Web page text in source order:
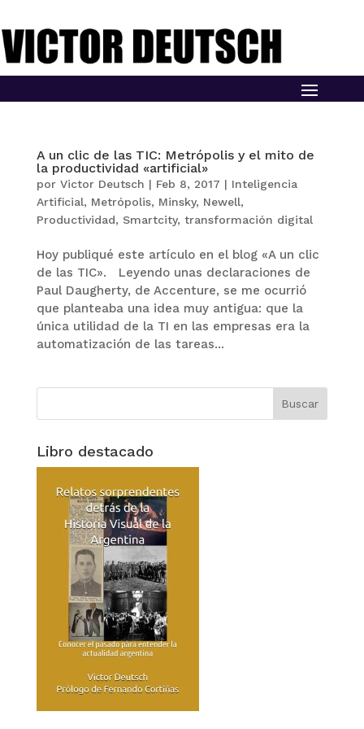
A un clic de las TIC: Metrópolis y el mito de
la productividad «artificial»
por Victor Deutsch | Feb 8, 2017 | Inteligencia
Artificial, Metrópolis, Minsky, Newell,
Productividad, Smartcity, transformación digital
Hoy publiqué este artículo en el blog «A un clic
de las TIC». Leyendo unas declaraciones de
Paul Daugherty, de Accenture, se me ocurrió
que planteaba una idea muy antigua: que la
única utilidad de la TI en las empresas era la
automatización de las tareas...
Libro destacado